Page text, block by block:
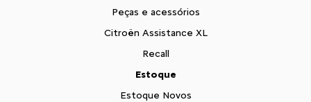
Peças e acessórios
Citroën Assistance XL
Recall
Estoque
Estoque Novos